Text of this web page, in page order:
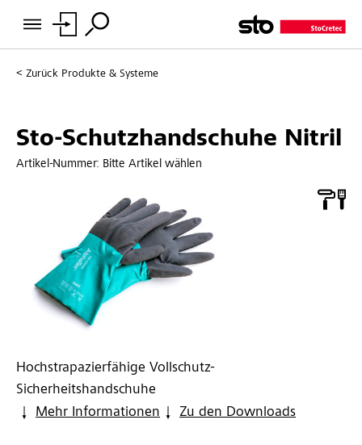
Zurück Produkte & Systeme
Sto-Schutzhandschuhe Nitril
Artikel-Nummer: Bitte Artikel wählen
Hochstrapazierfähige Vollschutz-
Sicherheitshandschuhe
Mehr Informationen
Zu den Downloads